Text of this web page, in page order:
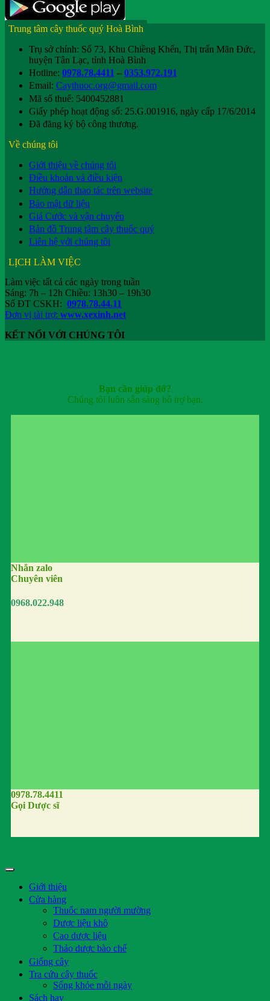
Trung tâm cây thuốc quý Hoà Bình
Trụ sở chính: Số 73, Khu Chiềng Khến, Thị trấn Mãn Đức,
huyện Tân Lạc, tỉnh Hoà Bình
Hotline: 0978.78.4411 – 0353.972.191
Email: Caythuoc.org@gmail.com
Mã số thuế: 5400452881
Giấy phép hoạt động số: 25.G.001916, ngày cấp 17/6/2014
Đã đăng ký bộ công thương.
Về chúng tôi
Giới thiệu về chúng tôi
Điều khoản và điều kiện
Hướng dẫn thao tác trên website
Bảo mật dữ liệu
Giá Cước và vận chuyển
Bản đồ Trung tâm cây thuốc quý
Liên hệ với chúng tôi
LỊCH LÀM VIỆC
Làm việc tất cả các ngày trong tuần
Sáng: 7h – 12h Chiều: 13h30 – 19h30
Số ĐT CSKH: 0978.78.44.11
Đơn vị tài trợ: www.xexinh.net
KẾT NỐI VỚI CHÚNG TÔI
Bạn cần giúp đỡ?
Chúng tôi luôn sẵn sàng hỗ trợ bạn.
Nhắn zalo
Chuyên viên
0968.022.948
0978.78.4411
Gọi Dược sĩ
Giới thiệu
Cửa hàng
Thuốc nam người mường
Dược liệu khô
Cao dược liệu
Thảo dược bào chế
Giống cây
Tra cứu cây thuốc
Sống khỏe mỗi ngày
Sách hay